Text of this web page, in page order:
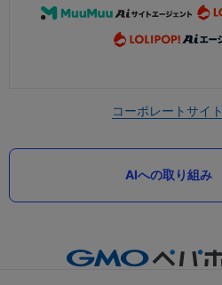
コーポレートサイト
AIへの取り組み